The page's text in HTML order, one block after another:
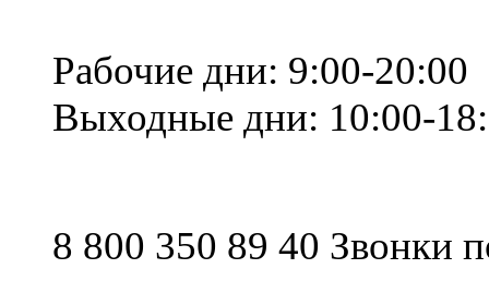
Рабочие дни: 9:00-20:00
Выходные дни: 10:00-
8 800 350 89 40 Звонки